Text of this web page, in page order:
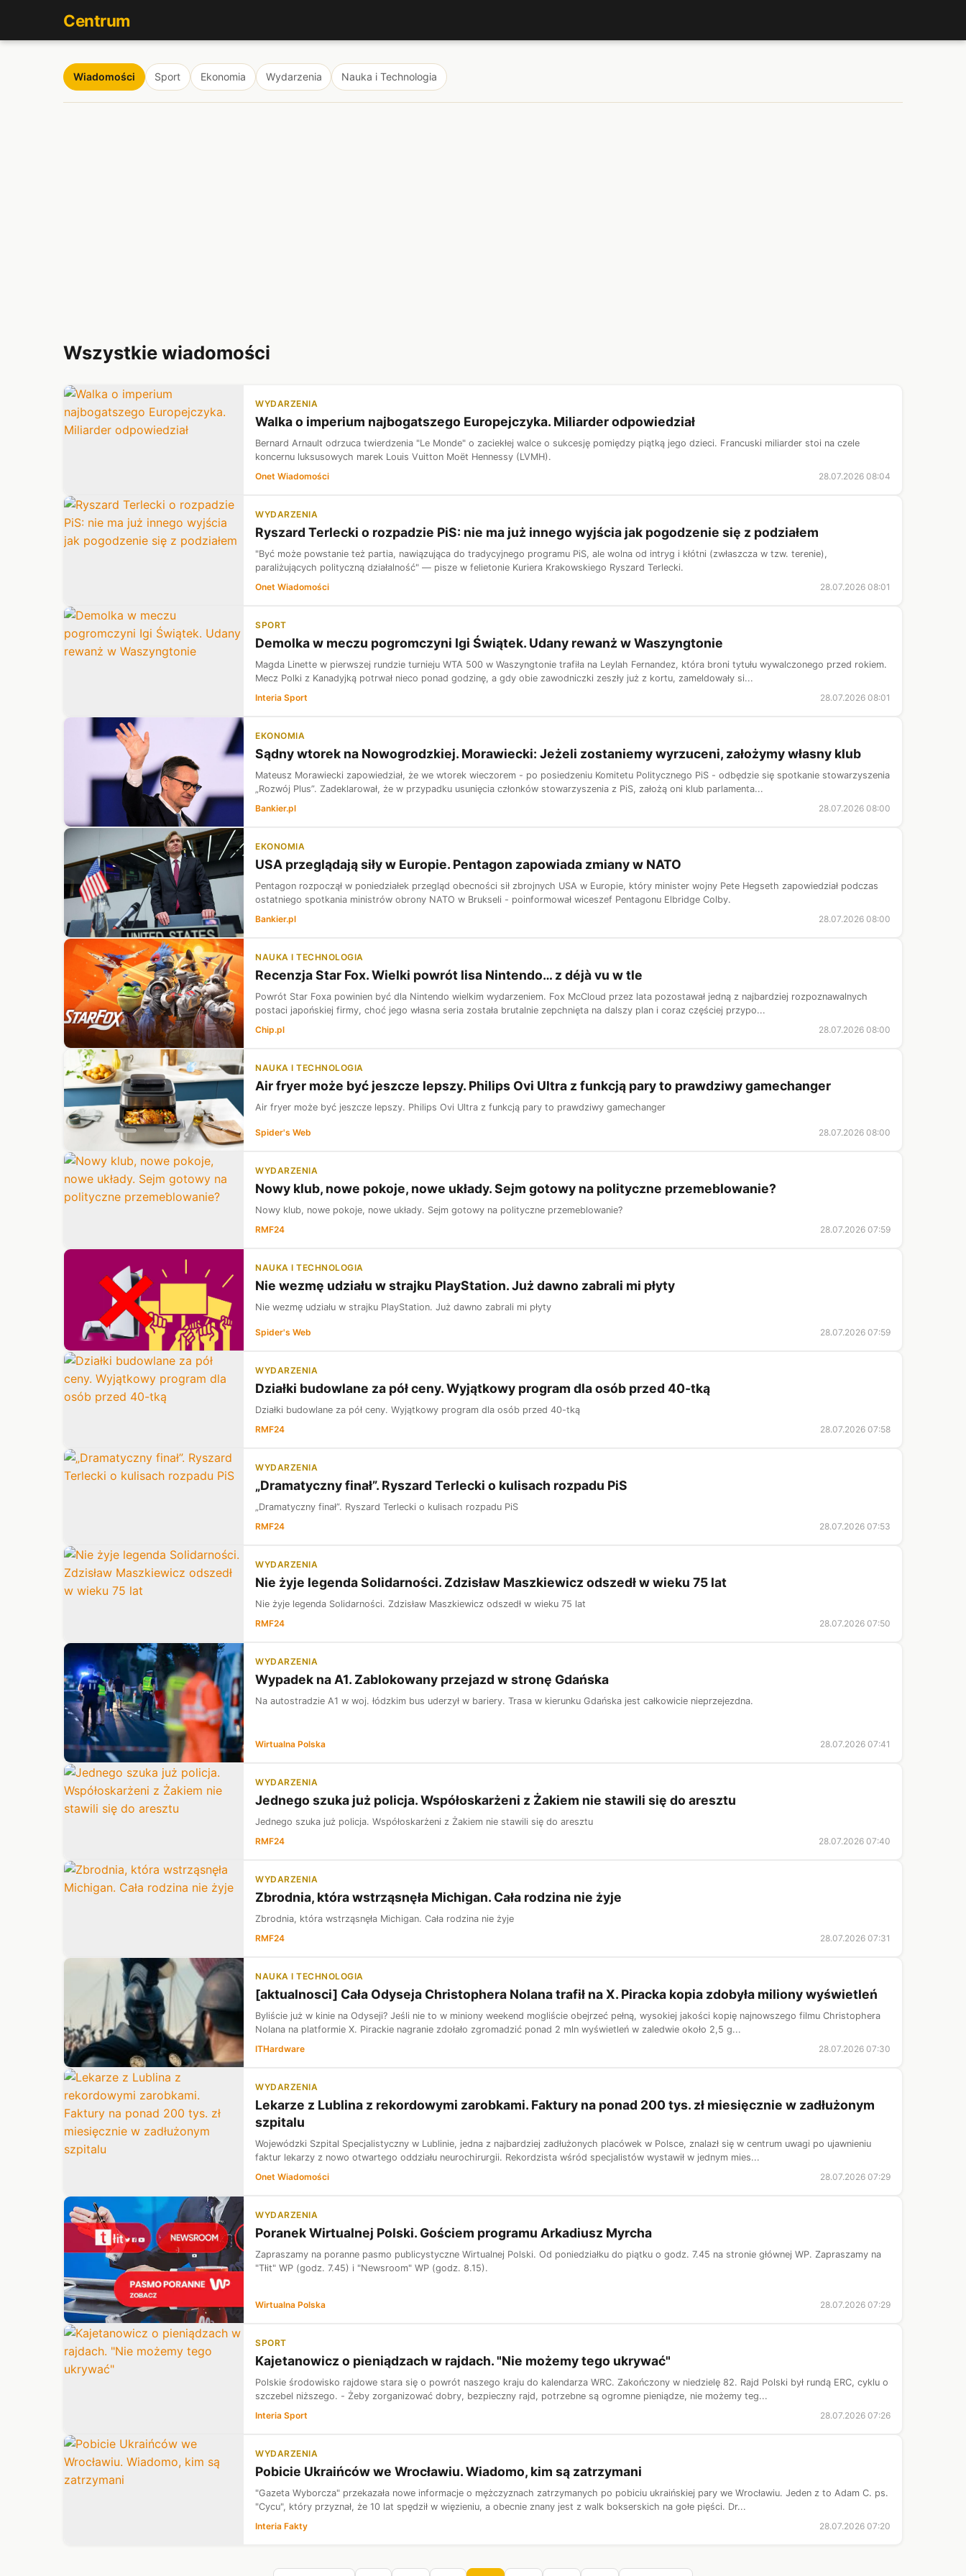
Centrum
Wiadomości Sport Ekonomia Wydarzenia Nauka i Technologia
Wszystkie wiadomości
WYDARZENIA
Walka o imperium najbogatszego Europejczyka. Miliarder odpowiedział
Bernard Arnault odrzuca twierdzenia "Le Monde" o zaciekłej walce o sukcesję pomiędzy piątką jego dzieci. Francuski miliarder stoi na czele
koncernu luksusowych marek Louis Vuitton Moët Hennessy (LVMH).
Onet Wiadomości
28.07.2026 08:04
WYDARZENIA
Ryszard Terlecki o rozpadzie PiS: nie ma już innego wyjścia jak pogodzenie się z podziałem
"Być może powstanie też partia, nawiązująca do tradycyjnego programu PiS, ale wolna od intryg i kłótni (zwłaszcza w tzw. terenie),
paraliżujących polityczną działalność" — pisze w felietonie Kuriera Krakowskiego Ryszard Terlecki.
Onet Wiadomości
28.07.2026 08:01
SPORT
Demolka w meczu pogromczyni Igi Świątek. Udany rewanż w Waszyngtonie
Magda Linette w pierwszej rundzie turnieju WTA 500 w Waszyngtonie trafiła na Leylah Fernandez, która broni tytułu wywalczonego przed rokiem.
Mecz Polki z Kanadyjką potrwał nieco ponad godzinę, a gdy obie zawodniczki zeszły już z kortu, zameldowały si...
Interia Sport
28.07.2026 08:01
EKONOMIA
Sądny wtorek na Nowogrodzkiej. Morawiecki: Jeżeli zostaniemy wyrzuceni, założymy własny klub
Mateusz Morawiecki zapowiedział, że we wtorek wieczorem - po posiedzeniu Komitetu Politycznego PiS - odbędzie się spotkanie stowarzyszenia
„Rozwój Plus”. Zadeklarował, że w przypadku usunięcia członków stowarzyszenia z PiS, założą oni klub parlamenta...
Bankier.pl
28.07.2026 08:00
EKONOMIA
USA przeglądają siły w Europie. Pentagon zapowiada zmiany w NATO
Pentagon rozpoczął w poniedziałek przegląd obecności sił zbrojnych USA w Europie, który minister wojny Pete Hegseth zapowiedział podczas
ostatniego spotkania ministrów obrony NATO w Brukseli - poinformował wiceszef Pentagonu Elbridge Colby.
Bankier.pl
28.07.2026 08:00
NAUKA I TECHNOLOGIA
Recenzja Star Fox. Wielki powrót lisa Nintendo… z déjà vu w tle
Powrót Star Foxa powinien być dla Nintendo wielkim wydarzeniem. Fox McCloud przez lata pozostawał jedną z najbardziej rozpoznawalnych
postaci japońskiej firmy, choć jego własna seria została brutalnie zepchnięta na dalszy plan i coraz częściej przypo...
Chip.pl
28.07.2026 08:00
NAUKA I TECHNOLOGIA
Air fryer może być jeszcze lepszy. Philips Ovi Ultra z funkcją pary to prawdziwy gamechanger
Air fryer może być jeszcze lepszy. Philips Ovi Ultra z funkcją pary to prawdziwy gamechanger
Spider's Web 28.07.2026 08:00
WYDARZENIA
Nowy klub, nowe pokoje, nowe układy. Sejm gotowy na polityczne przemeblowanie?
Nowy klub, nowe pokoje, nowe układy. Sejm gotowy na polityczne przemeblowanie?
RMF24
28.07.2026 07:59
NAUKA I TECHNOLOGIA
Nie wezmę udziału w strajku PlayStation. Już dawno zabrali mi płyty
Nie wezmę udziału w strajku PlayStation. Już dawno zabrali mi płyty
Spider's Web 28.07.2026 07:59
WYDARZENIA
Działki budowlane za pół ceny. Wyjątkowy program dla osób przed 40-tką
Działki budowlane za pół ceny. Wyjątkowy program dla osób przed 40-tką
RMF24
28.07.2026 07:58
WYDARZENIA
„Dramatyczny finał”. Ryszard Terlecki o kulisach rozpadu PiS
„Dramatyczny finał”. Ryszard Terlecki o kulisach rozpadu PiS
RMF24
28.07.2026 07:53
WYDARZENIA
Nie żyje legenda Solidarności. Zdzisław Maszkiewicz odszedł w wieku 75 lat
Nie żyje legenda Solidarności. Zdzisław Maszkiewicz odszedł w wieku 75 lat
RMF24
28.07.2026 07:50
WYDARZENIA
Wypadek na A1. Zablokowany przejazd w stronę Gdańska
Na autostradzie A1 w woj. łódzkim bus uderzył w bariery. Trasa w kierunku Gdańska jest całkowicie nieprzejezdna.
Wirtualna Polska 28.07.2026 07:41
WYDARZENIA
Jednego szuka już policja. Współoskarżeni z Żakiem nie stawili się do aresztu
Jednego szuka już policja. Współoskarżeni z Żakiem nie stawili się do aresztu
RMF24
28.07.2026 07:40
WYDARZENIA
Zbrodnia, która wstrząsnęła Michigan. Cała rodzina nie żyje
Zbrodnia, która wstrząsnęła Michigan. Cała rodzina nie żyje
RMF24
28.07.2026 07:31
NAUKA I TECHNOLOGIA
[aktualnosci] Cała Odyseja Christophera Nolana trafił na X. Piracka kopia zdobyła miliony wyświetleń
Byliście już w kinie na Odyseji? Jeśli nie to w miniony weekend mogliście obejrzeć pełną, wysokiej jakości kopię najnowszego filmu Christophera
Nolana na platformie X. Pirackie nagranie zdołało zgromadzić ponad 2 mln wyświetleń w zaledwie około 2,5 g...
ITHardware
28.07.2026 07:30
WYDARZENIA
Lekarze z Lublina z rekordowymi zarobkami. Faktury na ponad 200 tys. zł miesięcznie w zadłużonym
szpitalu
Wojewódzki Szpital Specjalistyczny w Lublinie, jedna z najbardziej zadłużonych placówek w Polsce, znalazł się w centrum uwagi po ujawnieniu
faktur lekarzy z nowo otwartego oddziału neurochirurgii. Rekordzista wśród specjalistów wystawił w jednym mies...
Onet Wiadomości
28.07.2026 07:29
WYDARZENIA
Poranek Wirtualnej Polski. Gościem programu Arkadiusz Myrcha
Zapraszamy na poranne pasmo publicystyczne Wirtualnej Polski. Od poniedziałku do piątku o godz. 7.45 na stronie głównej WP. Zapraszamy na
"Tłit" WP (godz. 7.45) i "Newsroom" WP (godz. 8.15).
Wirtualna Polska 28.07.2026 07:29
SPORT
Kajetanowicz o pieniądzach w rajdach. "Nie możemy tego ukrywać"
Polskie środowisko rajdowe stara się o powrót naszego kraju do kalendarza WRC. Zakończony w niedzielę 82. Rajd Polski był rundą ERC, cyklu o
szczebel niższego. - Żeby zorganizować dobry, bezpieczny rajd, potrzebne są ogromne pieniądze, nie możemy teg...
Interia Sport
28.07.2026 07:26
WYDARZENIA
Pobicie Ukraińców we Wrocławiu. Wiadomo, kim są zatrzymani
"Gazeta Wyborcza" przekazała nowe informacje o mężczyznach zatrzymanych po pobiciu ukraińskiej pary we Wrocławiu. Jeden z to Adam C. ps.
"Cycu", który przyznał, że 10 lat spędził w więzieniu, a obecnie znany jest z walk bokserskich na gołe pięści. Dr...
Interia Fakty
28.07.2026 07:20